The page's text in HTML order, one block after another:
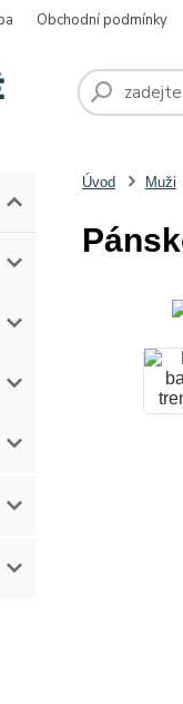
Obchodní podmínky
Úvod Muži